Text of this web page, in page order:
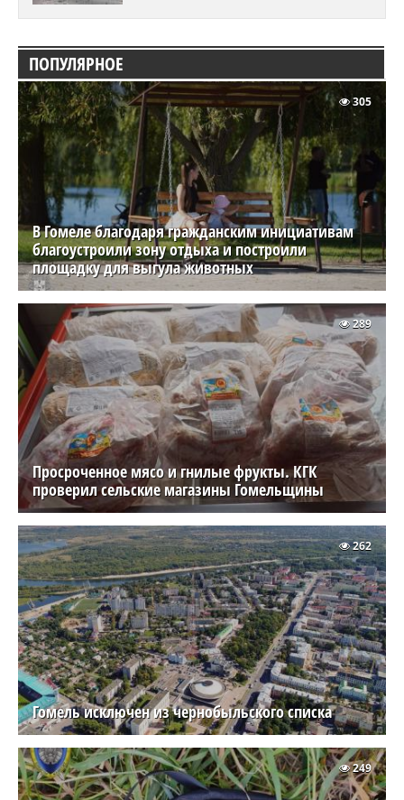
ПОПУЛЯРНОЕ
В Гомеле благодаря гражданским инициативам
благоустроили зону отдыха и построили
площадку для выгула животных
305
Просроченное мясо и гнилые фрукты. КГК
проверил сельские магазины Гомельщины
289
Гомель исключен из чернобыльского списка
262
249